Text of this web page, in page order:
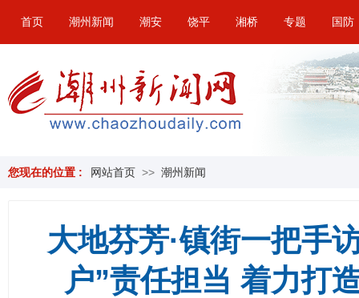
首页 潮州新闻 潮安 饶平 湘桥 专题 国防
您现在的位置 : 网站首页 >> 潮州新闻
大地芬芳·镇街一把手
户”责任担当 着力打